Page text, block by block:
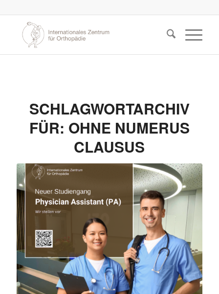
SCHLAGWORTARCHIV
FÜR: OHNE NUMERUS
CLAUSUS